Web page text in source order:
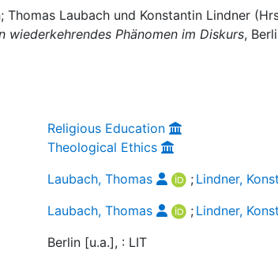
Thomas Laubach und Konstantin Lindner
wiederkehrendes Phänomen im Diskurs,
Religious Education
Theological Ethics
Laubach, Thomas ; Lindner,
Laubach, Thomas ; Lindner,
Berlin [u.a.], : LIT